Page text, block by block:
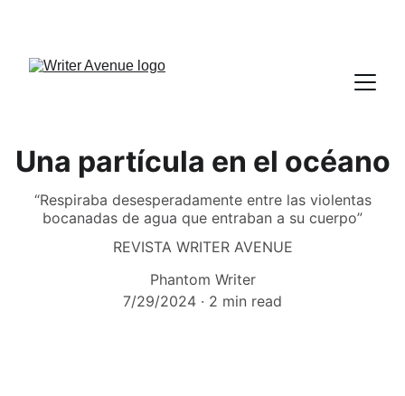
Una partícula en el océano
“Respiraba desesperadamente entre las violentas
bocanadas de agua que entraban a su cuerpo”
REVISTA WRITER AVENUE
Phantom Writer
7/29/2024
2 min read